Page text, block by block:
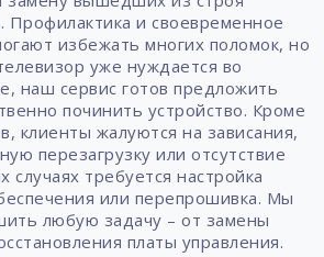
Профилактика и своевременное
избежать многих поломок, но
уже нуждается во
наш сервис готов предложить
починить устройство. Кроме
клиенты жалуются на зависания,
перезагрузку или отсутствие
случаях требуется настройка
или перепрошивка. Мы
любую задачу – от замены
платы управления.